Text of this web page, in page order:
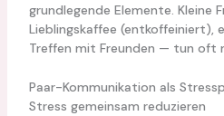
grundlegende Elemente. Kleine
Lieblingskaffee (entkoffeiniert),
Treffen mit Freunden — tun oft
Paar-Kommunikation als
Stress gemeinsam reduzieren